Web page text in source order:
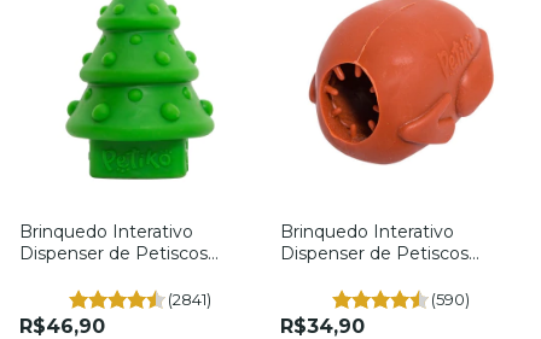
Brinquedo Interativo
Dispenser de Petiscos
G. - Petiko
(2841)
R$46,90
Brinquedo Interativo
Dispenser de Petiscos
Tam. P. - Petiko
(590)
R$34,90